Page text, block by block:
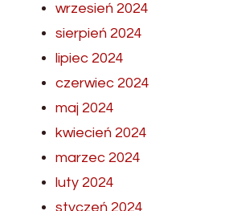
wrzesień 2024
sierpień 2024
lipiec 2024
czerwiec 2024
maj 2024
kwiecień 2024
marzec 2024
luty 2024
styczeń 2024